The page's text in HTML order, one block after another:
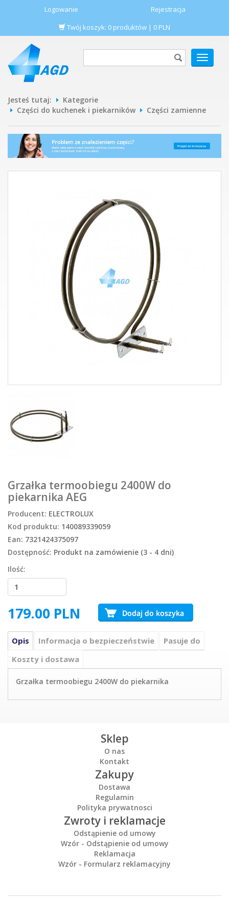
Logowanie
Rejestracja
Twój koszyk: 0 produktów | 0 PLN
POKAŻ
MENU
Jesteś tutaj:
Kategorie
Części do kuchenek i piekarników
Części zamienne
Grzałka termoobiegu 2400W do
piekarnika AEG
Producent: ELECTROLUX
Kod produktu: 140089339059
Ean: 7321424375097
Dostępność: Produkt na zamówienie (3 - 4 dni)
Ilość:
179.00 PLN
Opis Informacja o bezpieczeństwie
Pasuje do
Koszty i dostawa
Grzałka termoobiegu 2400W do piekarnika
Sklep
O nas
Kontakt
Zakupy
Dostawa
Regulamin
Polityka prywatnosci
Zwroty i reklamacje
Odstąpienie od umowy
Wzór - Odstąpienie od umowy
Reklamacja
Wzór - Formularz reklamacyjny